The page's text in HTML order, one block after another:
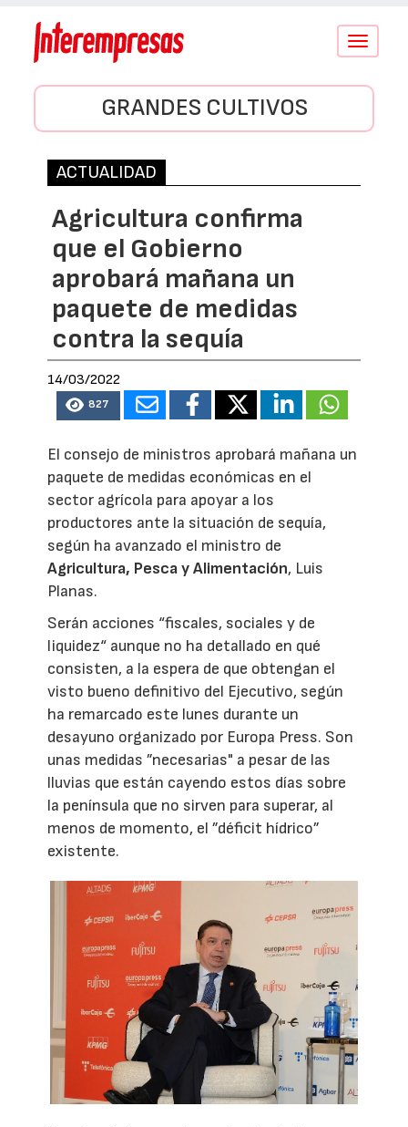
Conmutar
GRANDES CULTIVOS
ACTUALIDAD
Agricultura confirma
que el Gobierno
aprobará mañana un
paquete de medidas
contra la sequía
14/03/2022
827
El consejo de ministros aprobará mañana un
paquete de medidas económicas en el
sector agrícola para apoyar a los
productores ante la situación de sequía,
según ha avanzado el ministro de
Agricultura, Pesca y Alimentación, Luis
Planas.
Serán acciones “fiscales, sociales y de
liquidez“ aunque no ha detallado en qué
consisten, a la espera de que obtengan el
visto bueno definitivo del Ejecutivo, según
ha remarcado este lunes durante un
desayuno organizado por Europa Press. Son
unas medidas ”necesarias" a pesar de las
lluvias que están cayendo estos días sobre
la península que no sirven para superar, al
menos de momento, el ”déficit hídrico”
existente.